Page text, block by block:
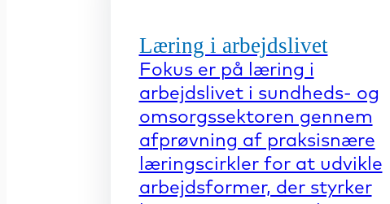
Læring i arbejdslivet
Fokus er på læring i
arbejdslivet i sundheds- og
omsorgssektoren gennem
afprøvning af praksisnære
læringscirkler for at udvikle
arbejdsformer, der styrker